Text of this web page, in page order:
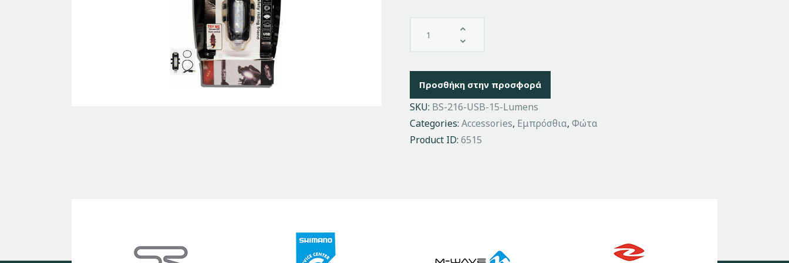
Προσθήκη στην προσφορά
SKU: BS-216-USB-15-Lumens
Categories: Accessories, Εμπρόσθια, Φώτα
Product ID: 6515